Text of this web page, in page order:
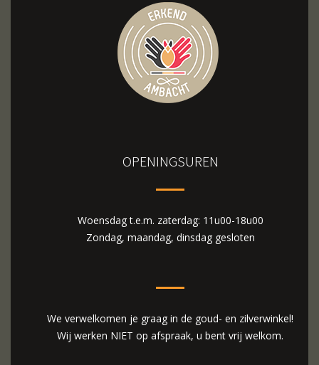
OPENINGSUREN
Woensdag t.e.m. zaterdag: 11u00-18u00
Zondag, maandag, dinsdag gesloten
We verwelkomen je graag in de goud- en zilverwinkel!
Wij werken NIET op afspraak, u bent vrij welkom.